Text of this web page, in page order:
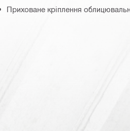
Приховане кріплення